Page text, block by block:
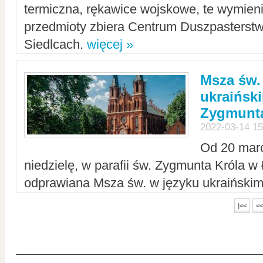
termiczna, rękawice wojskowe, te
przedmioty zbiera Centrum
Siedlcach. więcej »
Msza
2022-03-14
Od 20
niedzielę, w parafii św. Zygmunta Króla w
odprawiana Msza św. w języku
|<< <<